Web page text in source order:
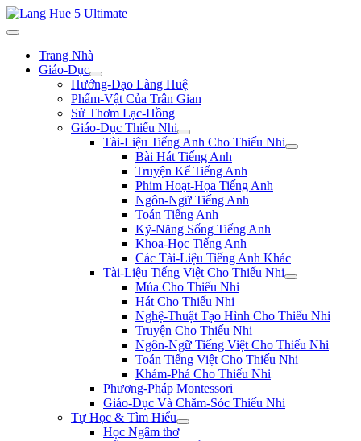
Trang Nhà
Giáo-Dục
Hướng-Đạo Làng Huệ
Phẩm-Vật Của Trân Gian
Sử Thơm Lạc-Hồng
Giáo-Dục Thiếu Nhi
Tài-Liệu Tiếng Anh Cho Thiếu Nhi
Bài Hát Tiếng Anh
Truyện Kể Tiếng Anh
Phim Hoạt-Họa Tiếng Anh
Ngôn-Ngữ Tiếng Anh
Toán Tiếng Anh
Kỹ-Năng Sống Tiếng Anh
Khoa-Học Tiếng Anh
Các Tài-Liệu Tiếng Anh Khác
Tài-Liệu Tiếng Việt Cho Thiếu Nhi
Múa Cho Thiếu Nhi
Hát Cho Thiếu Nhi
Nghệ-Thuật Tạo Hình Cho Thiếu Nhi
Truyện Cho Thiếu Nhi
Ngôn-Ngữ Tiếng Việt Cho Thiếu Nhi
Toán Tiếng Việt Cho Thiếu Nhi
Khám-Phá Cho Thiếu Nhi
Phương-Pháp Montessori
Giáo-Dục Và Chăm-Sóc Thiếu Nhi
Tự Học & Tìm Hiểu
Học Ngâm thơ